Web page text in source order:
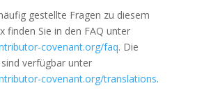
gestellte Fragen zu diesem
finden Sie in den FAQ unter
covenant.org/faq. Die
verfügbar unter
covenant.org/translations.